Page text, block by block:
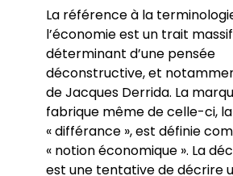
La référence à la
l’économie est un trait
déterminant d’une pensée
déconstructive, et
de Jacques Derrida. La
fabrique même de celle-ci, la
« différance », est définie
« notion économique ». La
est une tentative de décrire